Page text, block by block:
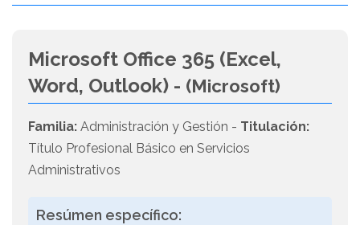
Microsoft Office 365 (Excel,
Word, Outlook) - (Microsoft)
Familia: Administración y Gestión - Titulación:
Título Profesional Básico en Servicios
Administrativos
Resúmen específico: